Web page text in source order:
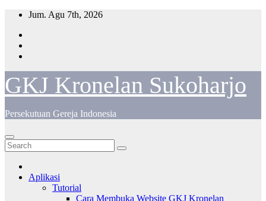
Skip
content
Jum. Agu 7th, 2026
GKJ Kronelan Sukoharjo
Persekutuan Gereja Indonesia
Aplikasi
Tutorial
Cara Membuka Website GKJ Kronelan